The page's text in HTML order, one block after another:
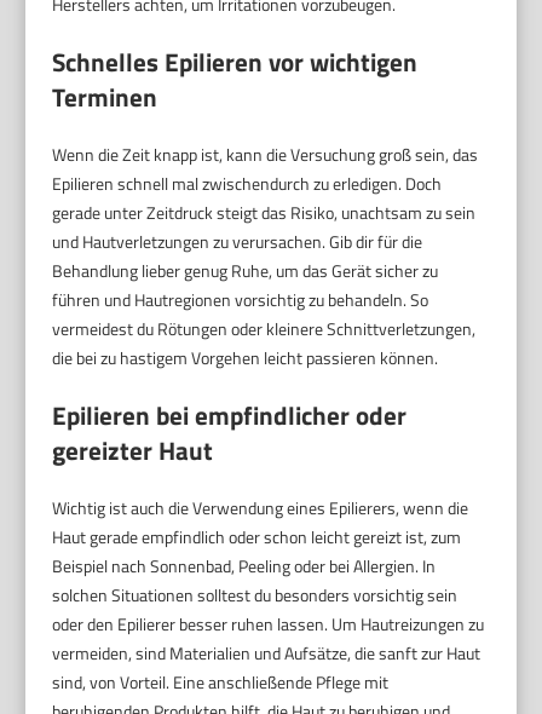
Schnelles Epilieren vor wichtigen
Terminen
Wenn die Zeit knapp ist, kann die Versuchung groß sein, das
Epilieren schnell mal zwischendurch zu erledigen. Doch
gerade unter Zeitdruck steigt das Risiko, unachtsam zu sein
und Hautverletzungen zu verursachen. Gib dir für die
Behandlung lieber genug Ruhe, um das Gerät sicher zu
führen und Hautregionen vorsichtig zu behandeln. So
vermeidest du Rötungen oder kleinere Schnittverletzungen,
die bei zu hastigem Vorgehen leicht passieren können.
Epilieren bei empfindlicher oder
gereizter Haut
Wichtig ist auch die Verwendung eines Epilierers, wenn die
Haut gerade empfindlich oder schon leicht gereizt ist, zum
Beispiel nach Sonnenbad, Peeling oder bei Allergien. In
solchen Situationen solltest du besonders vorsichtig sein
oder den Epilierer besser ruhen lassen. Um Hautreizungen zu
vermeiden, sind Materialien und Aufsätze, die sanft zur Haut
sind, von Vorteil. Eine anschließende Pflege mit